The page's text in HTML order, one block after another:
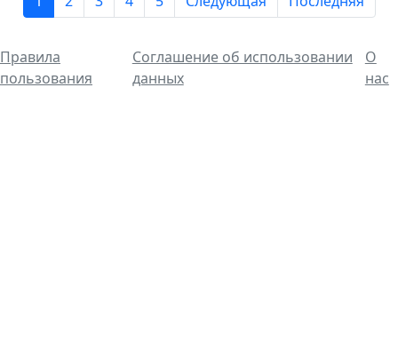
Правила
пользования
Соглашение об использовании
данных
О
нас